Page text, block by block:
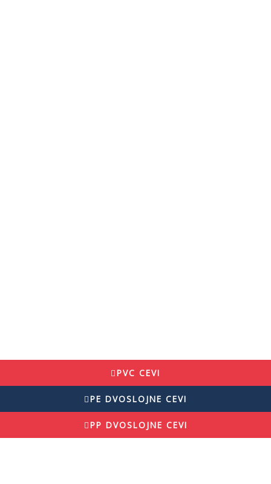
PVC CEVI
PE DVOSLOJNE CEVI
PP DVOSLOJNE CEVI